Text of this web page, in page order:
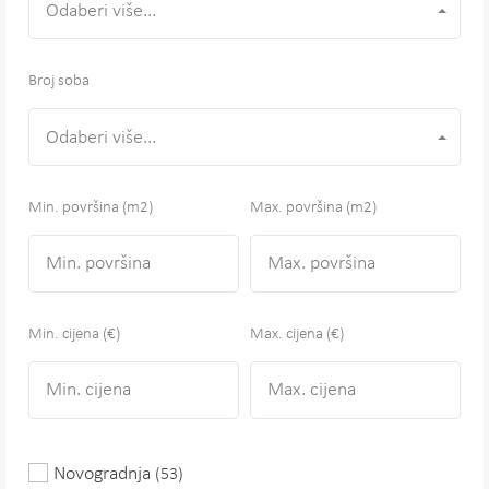
Odaberi više...
Broj soba
Odaberi više...
Min. površina (m2) Max. površina (m2)
Min. cijena (€) Max. cijena (€)
Novogradnja (53)